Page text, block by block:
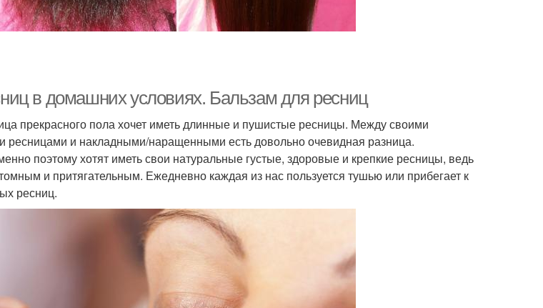
в домашних условиях. Бальзам для ресниц
прекрасного пола хочет иметь длинные и пушистые ресницы. Между своими
ресницами и накладными/наращенными есть довольно очевидная разница.
поэтому хотят иметь свои натуральные густые, здоровые и крепкие ресницы, ведь
и притягательным. Ежедневно каждая из нас пользуется тушью или прибегает к
ресниц.